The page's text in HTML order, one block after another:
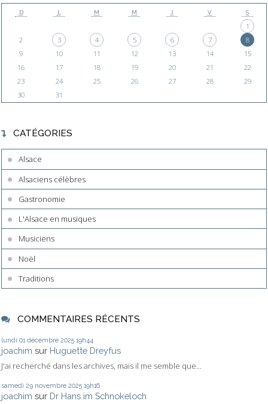
D L M M J V S
1
2
3 4 5 6 7
8
9
10 11 12 13 14
15
16
17 18 19 20 21
22
23
24 25 26 27 28
29
30
31
CATÉGORIES
Alsace
Alsaciens célèbres
Gastronomie
L'Alsace en musiques
Musiciens
Noël
Traditions
COMMENTAIRES RÉCENTS
lundi 01 décembre 2025 19h44
joachim sur Huguette Dreyfus
J'ai recherché dans les archives, mais il me semble que...
samedi 29 novembre 2025 19h16
joachim sur Dr Hans im Schnokeloch